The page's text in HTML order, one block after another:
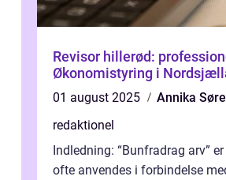
Revisor hillerød:
Økonomistyring i
01 august 2025
Annika
redaktionel
Indledning: “Bunfradrag arv”
ofte anvendes i forbindelse